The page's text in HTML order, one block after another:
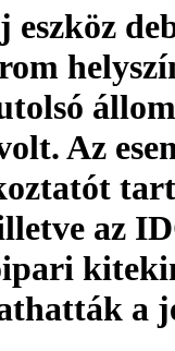
eszköz
Az
az
a